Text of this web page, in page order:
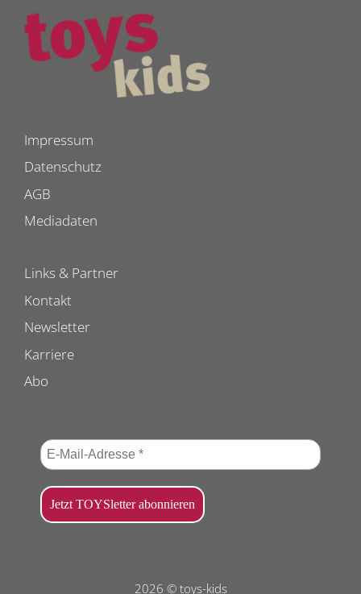
Impressum
Datenschutz
AGB
Mediadaten
Links & Partner
Kontakt
Newsletter
Karriere
Abo
2026 © toys-kids